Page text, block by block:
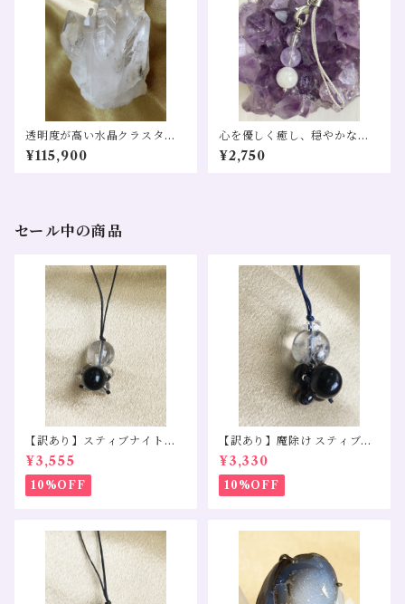
透明度が高い水晶クラスター
(ブラジル産)
¥115,900
心を優しく癒し、穏やかな毎
日をサポートする浄化と安ら
ぎのお守りストラップ
¥2,750
セール中の商品
【訳あり】スティブナイトイ
ンクォーツ モリオン 水晶
¥3,555
10%OFF
【訳あり】魔除け スティブナ
イトインクォーツ スモーキー
クォーツ モリオン
¥3,330
10%OFF